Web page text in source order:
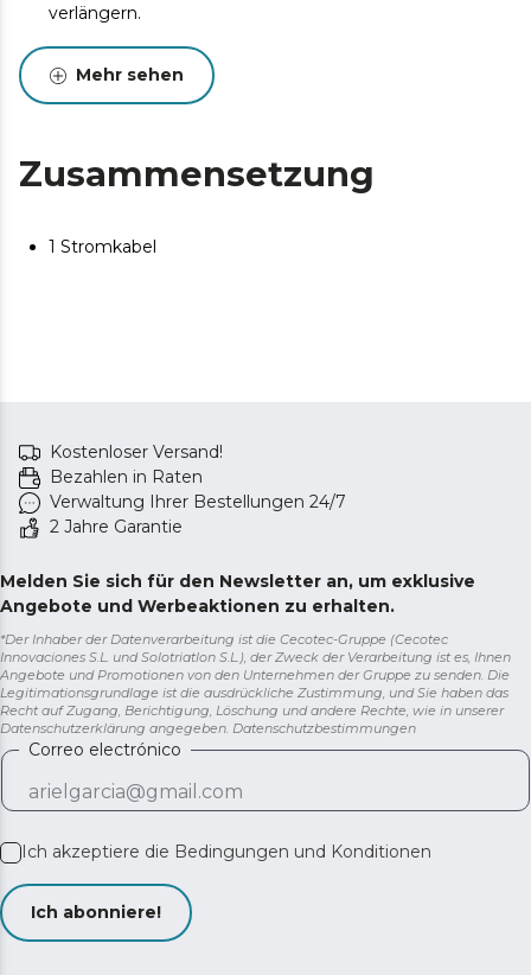
verlängern.
Mehr sehen
Zusammensetzung
1 Stromkabel
Kostenloser Versand!
Bezahlen in Raten
Verwaltung Ihrer Bestellungen 24/7
2 Jahre Garantie
Melden Sie sich für den Newsletter an, um exklusive
Angebote und Werbeaktionen zu erhalten.
*Der Inhaber der Datenverarbeitung ist die Cecotec-Gruppe (Cecotec
Innovaciones S.L. und Solotriatlon S.L.), der Zweck der Verarbeitung ist es, Ihnen
Angebote und Promotionen von den Unternehmen der Gruppe zu senden. Die
Legitimationsgrundlage ist die ausdrückliche Zustimmung, und Sie haben das
Recht auf Zugang, Berichtigung, Löschung und andere Rechte, wie in unserer
Datenschutzerklärung angegeben. Datenschutzbestimmungen
Correo electrónico
Ich akzeptiere die Bedingungen und Konditionen
Ich abonniere!